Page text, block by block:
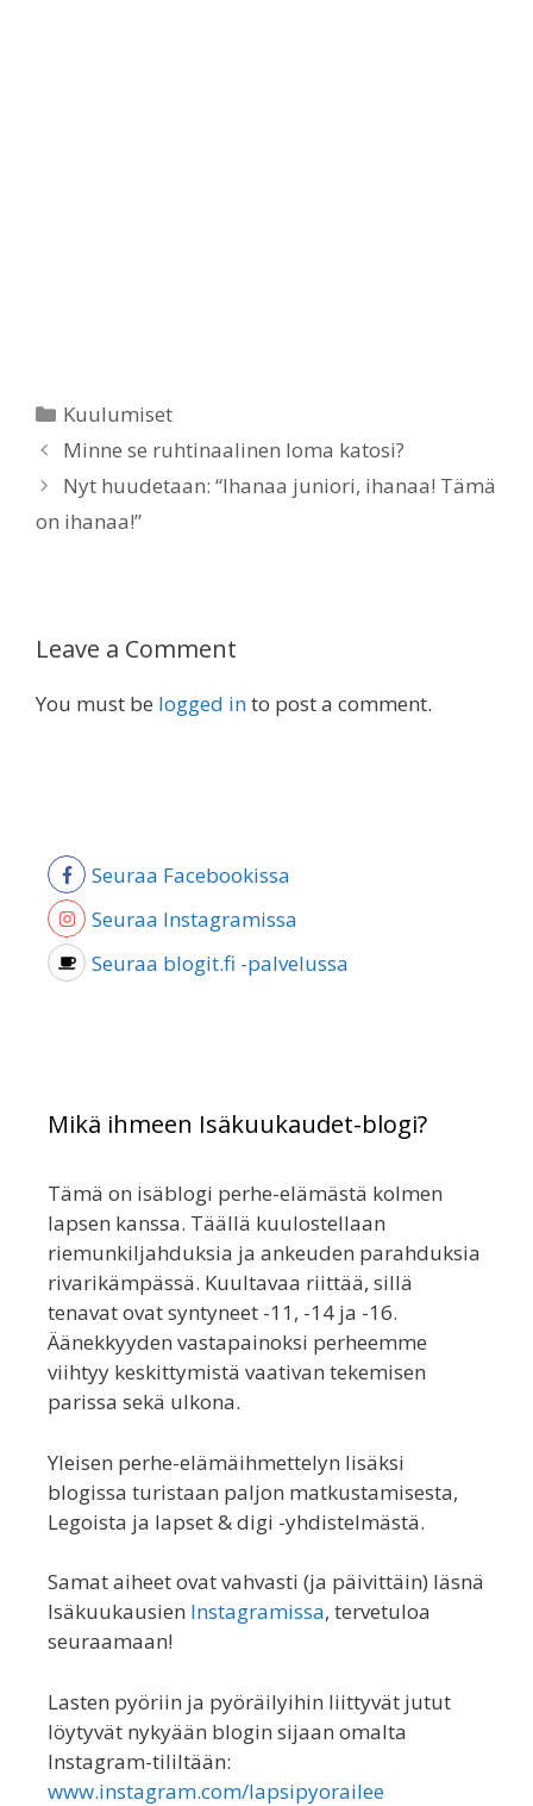
Categories
Kuulumiset
Minne se ruhtinaalinen loma katosi?
Nyt huudetaan: “Ihanaa juniori, ihanaa! Tämä
on ihanaa!”
Leave a Comment
You must be logged into post a comment.
Seuraa Facebookissa
Seuraa Instagramissa
Seuraa blogit.fi -palvelussa
Mikä ihmeen Isäkuukaudet-blogi?
Tämä on isäblogi perhe-elämästä kolmen
lapsen kanssa. Täällä kuulostellaan
riemunkiljahduksia ja ankeuden parahduksia
rivarikämpässä. Kuultavaa riittää, sillä
tenavat ovat syntyneet -11, -14 ja -16.
Äänekkyyden vastapainoksi perheemme
viihtyy keskittymistä vaativan tekemisen
parissa sekä ulkona.
Yleisen perhe-elämäihmettelyn lisäksi
blogissa turistaan paljon matkustamisesta,
Legoista ja lapset & digi -yhdistelmästä.
Samat aiheet ovat vahvasti (ja päivittäin) läsnä
Isäkuukausien Instagramissa, tervetuloa
seuraamaan!
Lasten pyöriin ja pyöräilyihin liittyvät jutut
löytyvät nykyään blogin sijaan omalta
Instagram-tililtään:
www.instagram.com/lapsipyorailee